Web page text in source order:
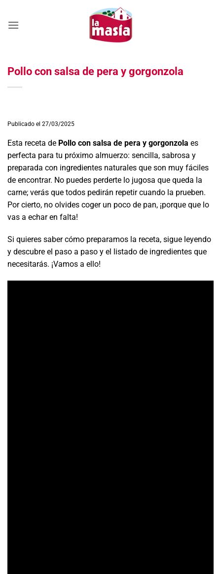
contenido
Pollo con salsa de pera y gorgonzola
Publicado el 27/03/2025
Esta receta de Pollo con salsa de pera y gorgonzola es
perfecta para tu próximo almuerzo: sencilla, sabrosa y
preparada con ingredientes naturales que son muy fáciles
de encontrar. No puedes perderte lo jugosa que queda la
carne; verás que todos pedirán repetir cuando la prueben.
Por cierto, no olvides coger un poco de pan, ¡porque que lo
vas a echar en falta!
Si quieres saber cómo preparamos la receta, sigue leyendo
y descubre el paso a paso y el listado de ingredientes que
necesitarás. ¡Vamos a ello!